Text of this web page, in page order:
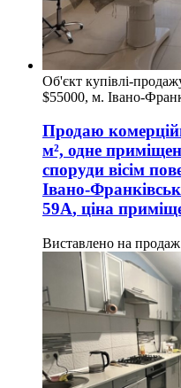
Об'єкт купівлі-
$55000, м. Івано-
Продаю
м², одне
споруди вісім
Івано-Франківськ
59А, ціна
Виставлено на продаж